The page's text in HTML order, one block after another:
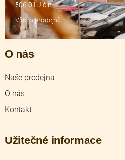
O nás
Naše prodejna
O nás
Kontakt
Užitečné informace
506 01 Jičín
Více o prodejně